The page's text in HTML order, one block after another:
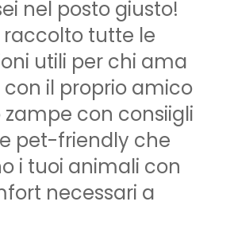
nel posto giusto!
raccolto tutte le
utili per chi ama
con il proprio amico
con consiigli
pet-friendly che
i tuoi animali con
necessari a